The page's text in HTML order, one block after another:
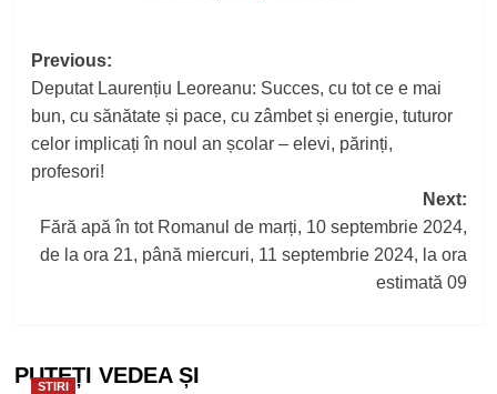
Post
navigation
Previous:
Deputat Laurențiu Leoreanu: Succes, cu tot ce e mai
bun, cu sănătate și pace, cu zâmbet și energie, tuturor
celor implicați în noul an școlar – elevi, părinți,
profesori!
Next:
Fără apă în tot Romanul de marți, 10 septembrie 2024,
de la ora 21, până miercuri, 11 septembrie 2024, la ora
estimată 09
PUTEȚI VEDEA ȘI
STIRI